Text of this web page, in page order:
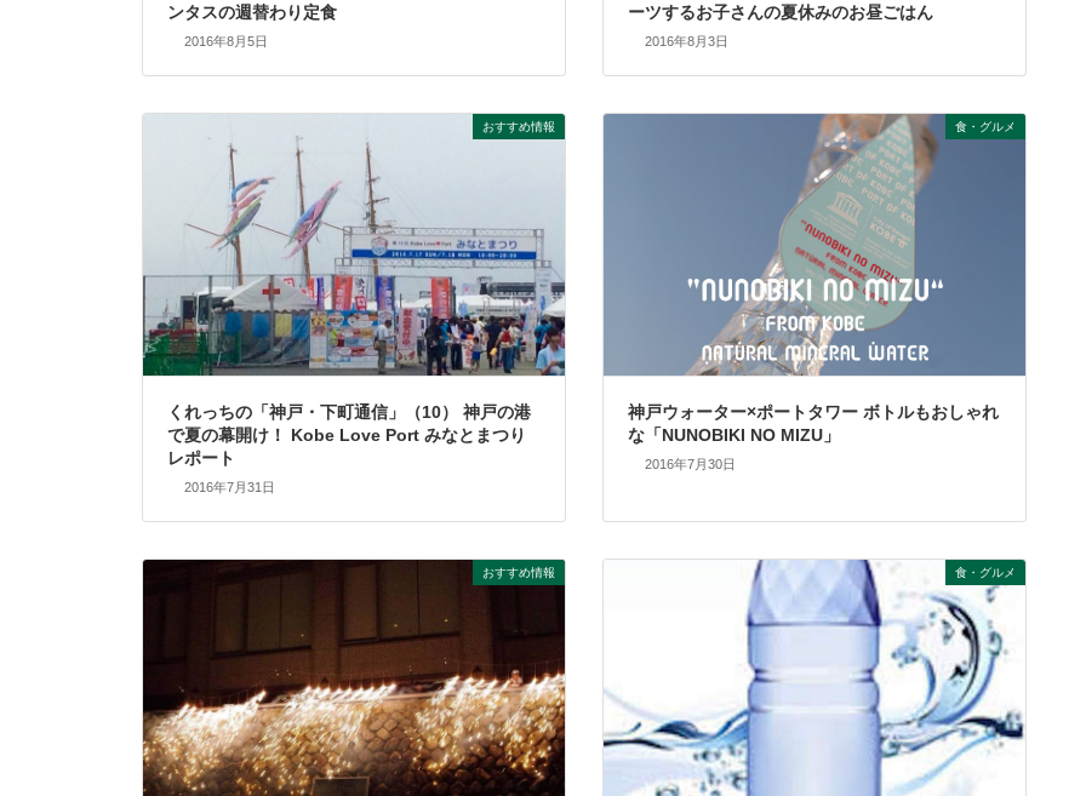
ンタスの週替わり定食
2016年8月5日
ーツするお子さんの夏休みのお昼ごはん
2016年8月3日
おすすめ情報
くれっちの「神戸・下町通信」（10） 神戸の港
で夏の幕開け！ Kobe Love Port みなとまつり
レポート
2016年7月31日
食・グルメ
神戸ウォーター×ポートタワー ボトルもおしゃれ
な「NUNOBIKI NO MIZU」
2016年7月30日
おすすめ情報 食・グルメ